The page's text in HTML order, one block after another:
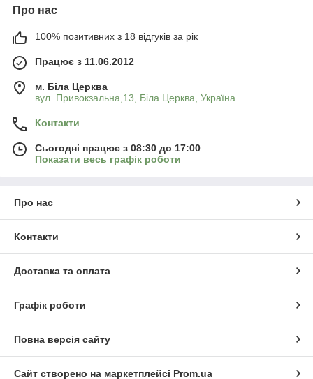
Про нас
100% позитивних з 18 відгуків за рік
Працює з 11.06.2012
м. Біла Церква
вул. Привокзальна,13, Біла Церква, Україна
Контакти
Сьогодні працює з 08:30 до 17:00
Показати весь графік роботи
Про нас
Контакти
Доставка та оплата
Графік роботи
Повна версія сайту
Сайт створено на маркетплейсі Prom.ua